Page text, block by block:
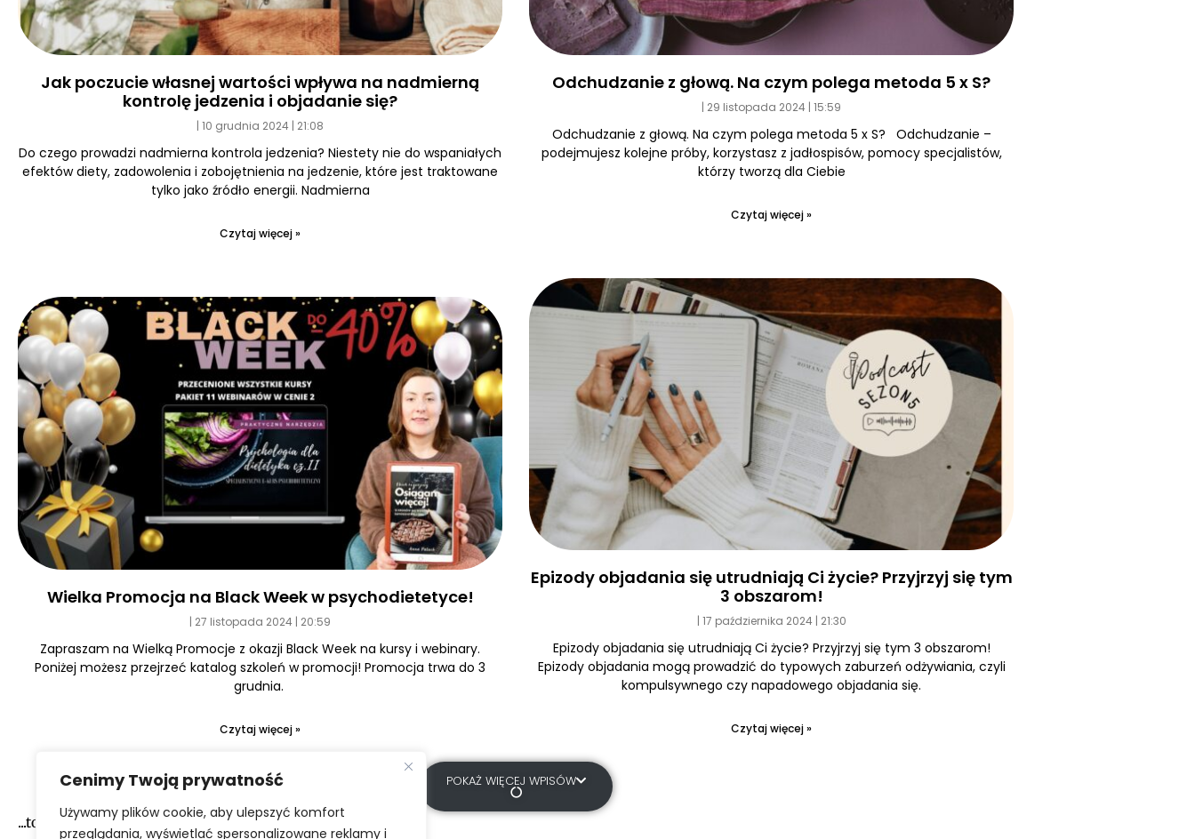
Cenimy Twoją prywatność
Używamy plików cookie, aby ulepszyć komfort
przeglądania, wyświetlać spersonalizowane reklamy i
Jak poczucie własnej wartości wpływa na nadmierną
kontrolę jedzenia i objadanie się?
10 grudnia 2024 21:08
Do czego prowadzi nadmierna kontrola jedzenia? Niestety nie do wspaniałych
efektów diety, zadowolenia i zobojętnienia na jedzenie, które jest traktowane
tylko jako źródło energii. Nadmierna
Czytaj więcej »
Odchudzanie z głową. Na czym polega metoda 5 x S?
29 listopada 2024 15:59
Odchudzanie z głową. Na czym polega metoda 5 x S? Odchudzanie –
podejmujesz kolejne próby, korzystasz z jadłospisów, pomocy specjalistów,
którzy tworzą dla Ciebie
Czytaj więcej »
Wielka Promocja na Black Week w psychodietetyce!
27 listopada 2024 20:59
Zapraszam na Wielką Promocje z okazji Black Week na kursy i webinary.
Poniżej możesz przejrzeć katalog szkoleń w promocji! Promocja trwa do 3
grudnia.
Czytaj więcej »
Epizody objadania się utrudniają Ci życie? Przyjrzyj się tym
3 obszarom!
17 października 2024 21:30
Epizody objadania się utrudniają Ci życie? Przyjrzyj się tym 3 obszarom!
Epizody objadania mogą prowadzić do typowych zaburzeń odżywiania, czyli
kompulsywnego czy napadowego objadania się.
Czytaj więcej »
POKAŻ WIĘCEJ WPISÓW
...to narazie wszystko :-)